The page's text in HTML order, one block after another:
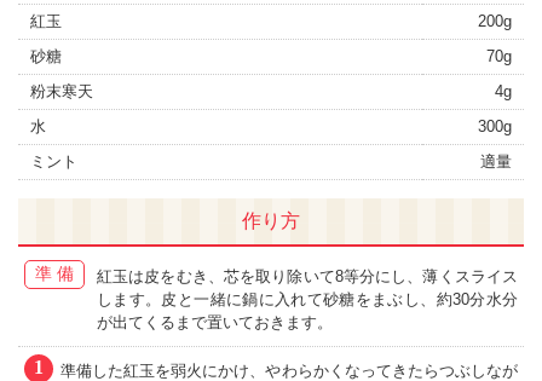
紅玉
200g
砂糖
70g
粉末寒天
4g
水
300g
ミント
適量
作り方
準備
紅玉は皮をむき、芯を取り除いて8等分にし、薄くスライス
します。皮と一緒に鍋に入れて砂糖をまぶし、約30分水分
が出てくるまで置いておきます。
1
準備した紅玉を弱火にかけ、やわらかくなってきたらつぶしなが